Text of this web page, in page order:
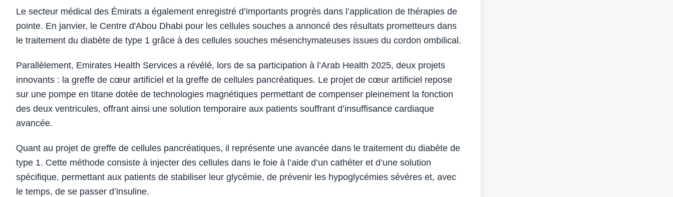
Le secteur médical des Émirats a également enregistré d’importants progrès dans l’application de thérapies de
pointe. En janvier, le Centre d'Abou Dhabi pour les cellules souches a annoncé des résultats prometteurs dans
le traitement du diabète de type 1 grâce à des cellules souches mésenchymateuses issues du cordon ombilical.
Parallèlement, Emirates Health Services a révélé, lors de sa participation à l’Arab Health 2025, deux projets
innovants : la greffe de cœur artificiel et la greffe de cellules pancréatiques. Le projet de cœur artificiel repose
sur une pompe en titane dotée de technologies magnétiques permettant de compenser pleinement la fonction
des deux ventricules, offrant ainsi une solution temporaire aux patients souffrant d’insuffisance cardiaque
avancée.
Quant au projet de greffe de cellules pancréatiques, il représente une avancée dans le traitement du diabète de
type 1. Cette méthode consiste à injecter des cellules dans le foie à l’aide d’un cathéter et d’une solution
spécifique, permettant aux patients de stabiliser leur glycémie, de prévenir les hypoglycémies sévères et, avec
le temps, de se passer d’insuline.